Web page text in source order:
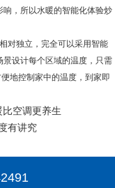
，所以水暖的智能化体验炒
对独立，完全可以采用智能
设计每个区域的温度，只需
地控制家中的温度，到家即
空调更养生
有讲究